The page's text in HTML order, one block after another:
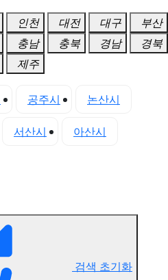
인천 대전 대구
부산
충남 충북 경남
경북
제주
공주시 논산시
서산시 아산시
검색 초기화